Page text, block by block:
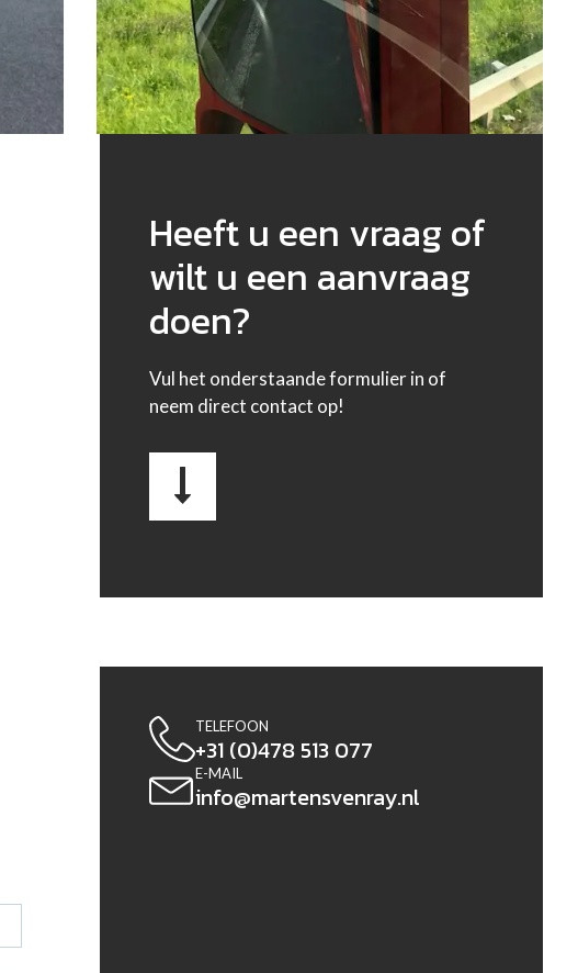
Heeft u een vraag of
wilt u een aanvraag
doen?
Vul het onderstaande formulier in of
neem direct contact op!
TELEFOON
+31 (0)478 513 077
E-MAIL
info@martensvenray.nl